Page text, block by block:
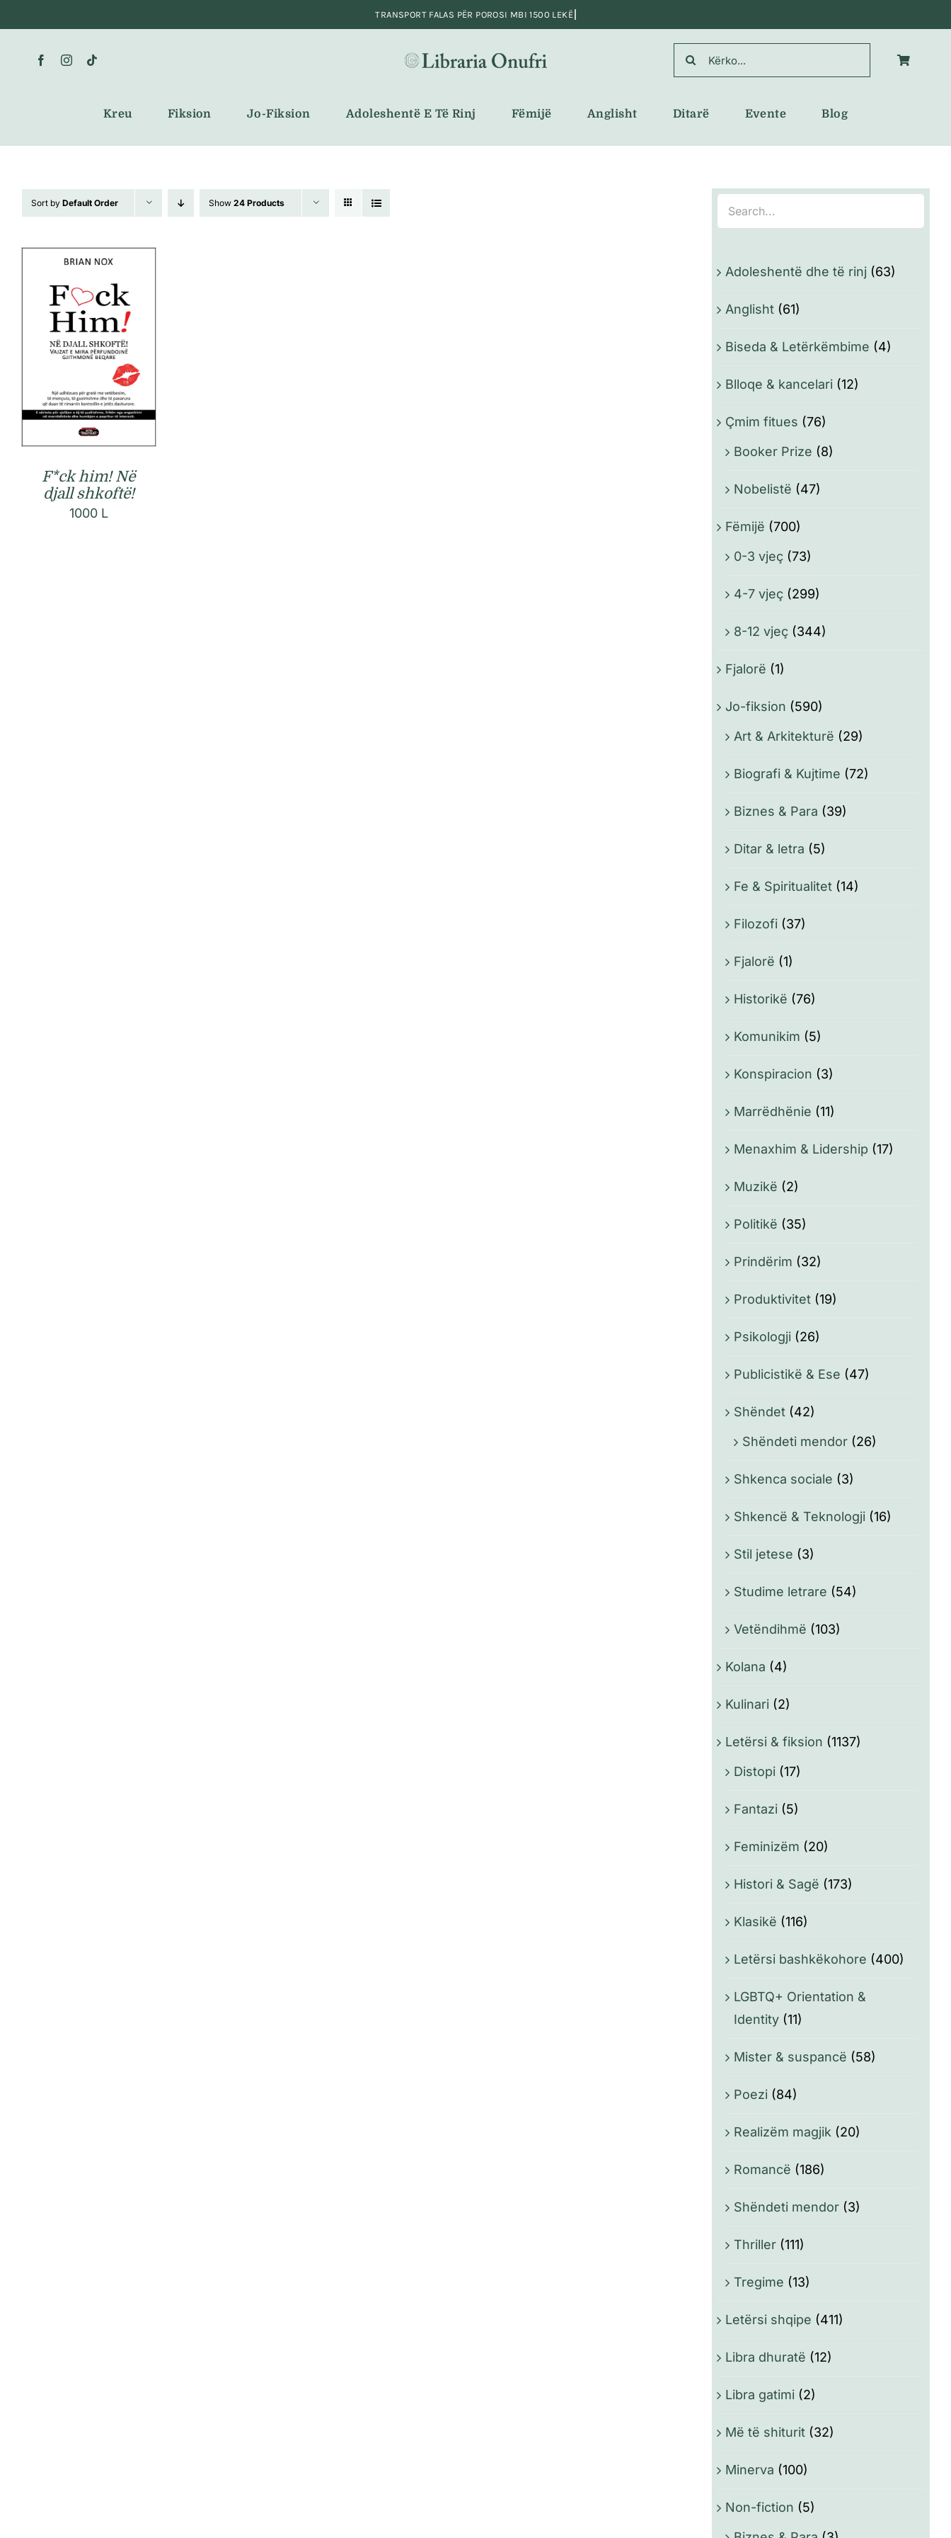
to
content
Search
for:
Kreu Fiksion Jo-Fiksion Adoleshentë E Të Rinj Fëmijë Anglisht Ditarë Evente Blog
Sort by Default Order Show 24 Products
F*ck him! Në
djall shkoftë!
1000 L
Adoleshentë dhe të rinj (63)
Anglisht (61)
Biseda & Letërkëmbime (4)
Blloqe & kancelari (12)
Çmim fitues (76)
Booker Prize (8)
Nobelistë (47)
Fëmijë (700)
0-3 vjeç (73)
4-7 vjeç (299)
8-12 vjeç (344)
Fjalorë (1)
Jo-fiksion (590)
Art & Arkitekturë (29)
Biografi & Kujtime (72)
Biznes & Para (39)
Ditar & letra (5)
Fe & Spiritualitet (14)
Filozofi (37)
Fjalorë (1)
Historikë (76)
Komunikim (5)
Konspiracion (3)
Marrëdhënie (11)
Menaxhim & Lidership (17)
Muzikë (2)
Politikë (35)
Prindërim (32)
Produktivitet (19)
Psikologji (26)
Publicistikë & Ese (47)
Shëndet (42)
Shëndeti mendor (26)
Shkenca sociale (3)
Shkencë & Teknologji (16)
Stil jetese (3)
Studime letrare (54)
Vetëndihmë (103)
Kolana (4)
Kulinari (2)
Letërsi & fiksion (1137)
Distopi (17)
Fantazi (5)
Feminizëm (20)
Histori & Sagë (173)
Klasikë (116)
Letërsi bashkëkohore (400)
LGBTQ+ Orientation &
Identity (11)
Mister & suspancë (58)
Poezi (84)
Realizëm magjik (20)
Romancë (186)
Shëndeti mendor (3)
Thriller (111)
Tregime (13)
Letërsi shqipe (411)
Libra dhuratë (12)
Libra gatimi (2)
Më të shiturit (32)
Minerva (100)
Non-fiction (5)